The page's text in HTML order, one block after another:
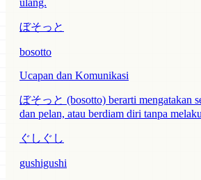
ulang.
ぼそっと
bosotto
Ucapan dan Komunikasi
ぼそっと (bosotto) berarti mengatakan
dan pelan, atau berdiam diri tanpa
ぐしぐし
gushigushi